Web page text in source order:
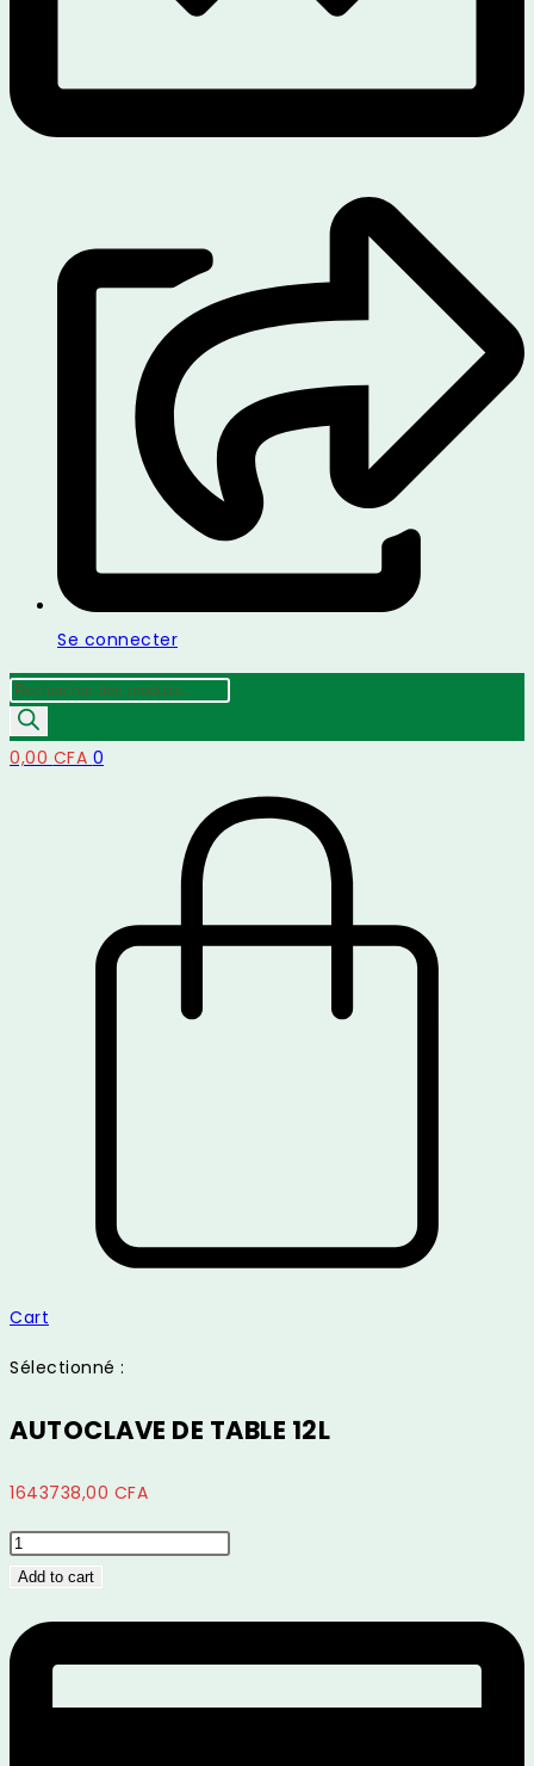
Se connecter
Recherche
de
produits
0,00 CFA 0
Cart
Sélectionné :
AUTOCLAVE DE TABLE 12L
1643738,00 CFA
AUTOCLAVE
DE
12L
quantity
Add to cart